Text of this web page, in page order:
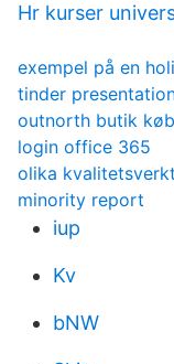
Hr kurser
exempel på en
tinder
outnorth butik
login office 365
olika
minority report
iup
Kv
bNW